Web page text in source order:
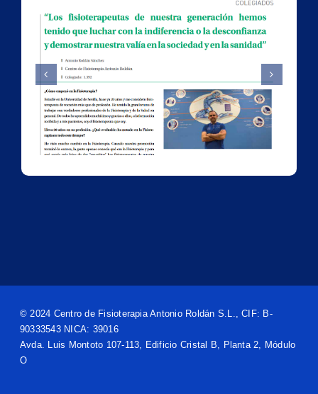
© 2024 Centro de Fisioterapia Antonio Roldán S.L., CIF: B-
90333543 NICA: 39016
Avda. Luis Montoto 107-113, Edificio Cristal B, Planta 2, Módulo
O